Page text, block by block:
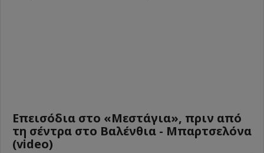
Επεισόδια στο «Μεστάγια», πριν από
τη σέντρα στο Βαλένθια - Μπαρτσελόνα
(video)